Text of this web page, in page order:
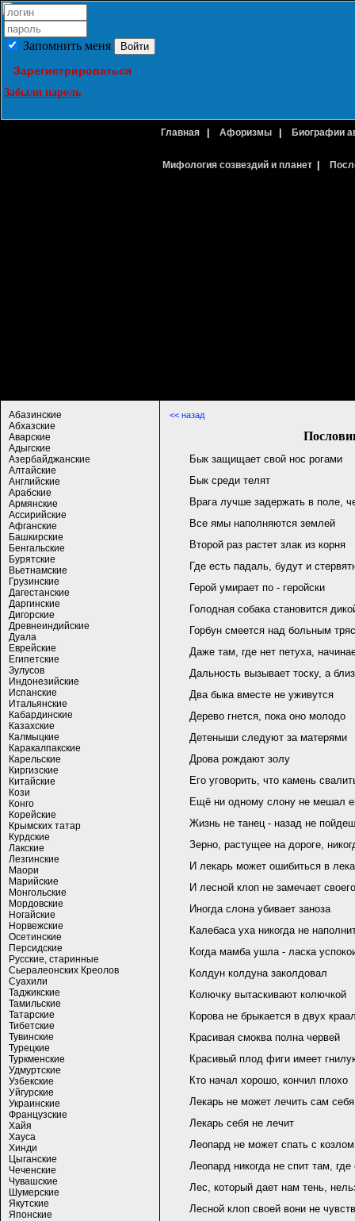
Запомнить меня
Зарегистрироваться
Забыли пароль
Главная Афоризмы Биографии
Мифология созвездий и планет|
Абазинские
Абхазские
Аварские
Адыгские
Азербайджанские
Алтайские
Английские
Арабские
Армянские
Ассирийские
Афганские
Башкирские
Бенгальские
Бурятские
Вьетнамские
Грузинские
Дагестанские
Даргинские
Дигорские
Древнеиндийские
Дуала
Еврейские
Египетские
Зулусов
Индонезийские
Испанские
Итальянские
Кабардинские
Казахские
Калмыцкие
Каракалпакские
Карельские
Киргизские
Китайские
Кози
Конго
Корейские
Крымских татар
Курдские
Лакские
Лезгинские
Маори
Марийские
Монгольские
Мордовские
Ногайские
Норвежские
Осетинские
Персидские
Русские, старинные
Сьералеонских Креолов
Суахили
Таджикские
Тамильские
Татарские
Тибетские
Тувинские
Турецкие
Туркменские
Удмуртские
Узбекские
Уйгурские
Украинские
Французские
Хайя
Хауса
Хинди
Цыганские
Чеченские
Чувашские
Шумерские
Якутские
Японские
<< назад
Бык защищает свой нос рогами
Бык среди телят
Врага лучше задержать в поле,
Все ямы наполняются землей
Второй раз растет злак из корня
Где есть падаль, будут и
Герой умирает по - геройски
Голодная собака становится
Горбун смеется над больным
Даже там, где нет петуха,
Дальность вызывает тоску, а
Два быка вместе не уживутся
Дерево гнется, пока оно молодо
Детеныши следуют за матерями
Дрова рождают золу
Его уговорить, что камень
Ещё ни одному слону не мешал
Жизнь не танец - назад не
Зерно, растущее на дороге,
И лекарь может ошибиться в
И лесной клоп не замечает
Иногда слона убивает заноза
Калебаса уха никогда не
Когда мамба ушла - ласка
Колдун колдуна заколдовал
Колючку вытаскивают колючкой
Корова не брыкается в двух
Красивая смоква полна червей
Красивый плод фиги имеет
Кто начал хорошо, кончил плохо
Лекарь не может лечить сам себя
Лекарь себя не лечит
Леопард не может спать с козлом
Леопард никогда не спит там, где
Лес, который дает нам тень,
Лесной клоп своей вони не